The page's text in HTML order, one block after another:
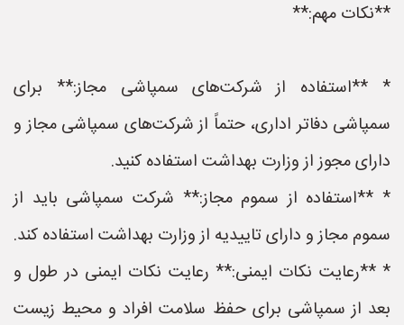
**نکات مهم:**
* **استفاده از شرکت‌های سمپاشی مجاز:** برای
سمپاشی دفاتر اداری، حتماً از شرکت‌های سمپاشی مجاز و
دارای مجوز از وزارت بهداشت استفاده کنید.
* **استفاده از سموم مجاز:** شرکت سمپاشی باید از
سموم مجاز و دارای تاییدیه از وزارت بهداشت استفاده کند.
* **رعایت نکات ایمنی:** رعایت نکات ایمنی در طول و
بعد از سمپاشی برای حفظ سلامت افراد و محیط زیست